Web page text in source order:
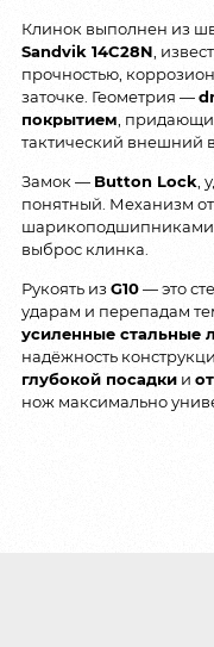
Клинок выполнен из
Sandvik 14C28N ,
прочностью,
заточке. Геометрия —
покрытием ,
тактический внешний
Замок — Button Lock ,
понятный. Механизм
шарикоподшипниками
выброс клинка.
Рукоять из G10— это
ударам и перепадам
усиленные стальные
надёжность
глубокой посадки и
нож максимально